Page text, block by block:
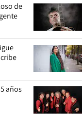
de
años